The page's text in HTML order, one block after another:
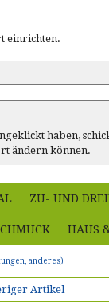
einrichten.
haben,
ändern können.
ZU- UND
HAUS
anderes)
Artikel